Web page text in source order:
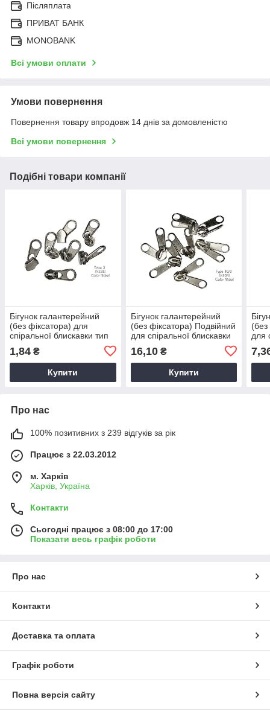
Післяплата
ПРИВАТ БАНК
MONOBANK
Всі умови оплати
Умови повернення
Повернення товару впродовж 14 днів за домовленістю
Всі умови повернення
Подібні товари компанії
Бігунок галантерейний
(без фіксатора) для
спіральної блискавки тип
1,84 ₴
Купити
Бігунок галантерейний
(без фіксатора) Подвійний
для спіральної блискавки
16,10₴
Купити
(без
для
Про нас
100% позитивних з 239 відгуків за рік
Працює з 22.03.2012
м. Харків
Харків, Україна
Контакти
Сьогодні працює з 08:00 до 17:00
Показати весь графік роботи
Про нас
Контакти
Доставка та оплата
Графік роботи
Повна версія сайту